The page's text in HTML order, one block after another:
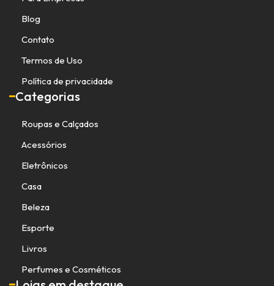
Blog
Contato
Termos de Uso
Política de privacidade
Categorias
Roupas e Calçados
Acessórios
Eletrônicos
Casa
Beleza
Esporte
Livros
Perfumes e Cosméticos